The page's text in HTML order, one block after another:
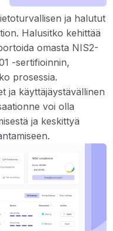
ja halutut
Halusitko kehittää
omasta NIS2-
-sertifioinnin,
prosessia.
ja käyttäjäystävällinen
voi olla
ja keskittyä